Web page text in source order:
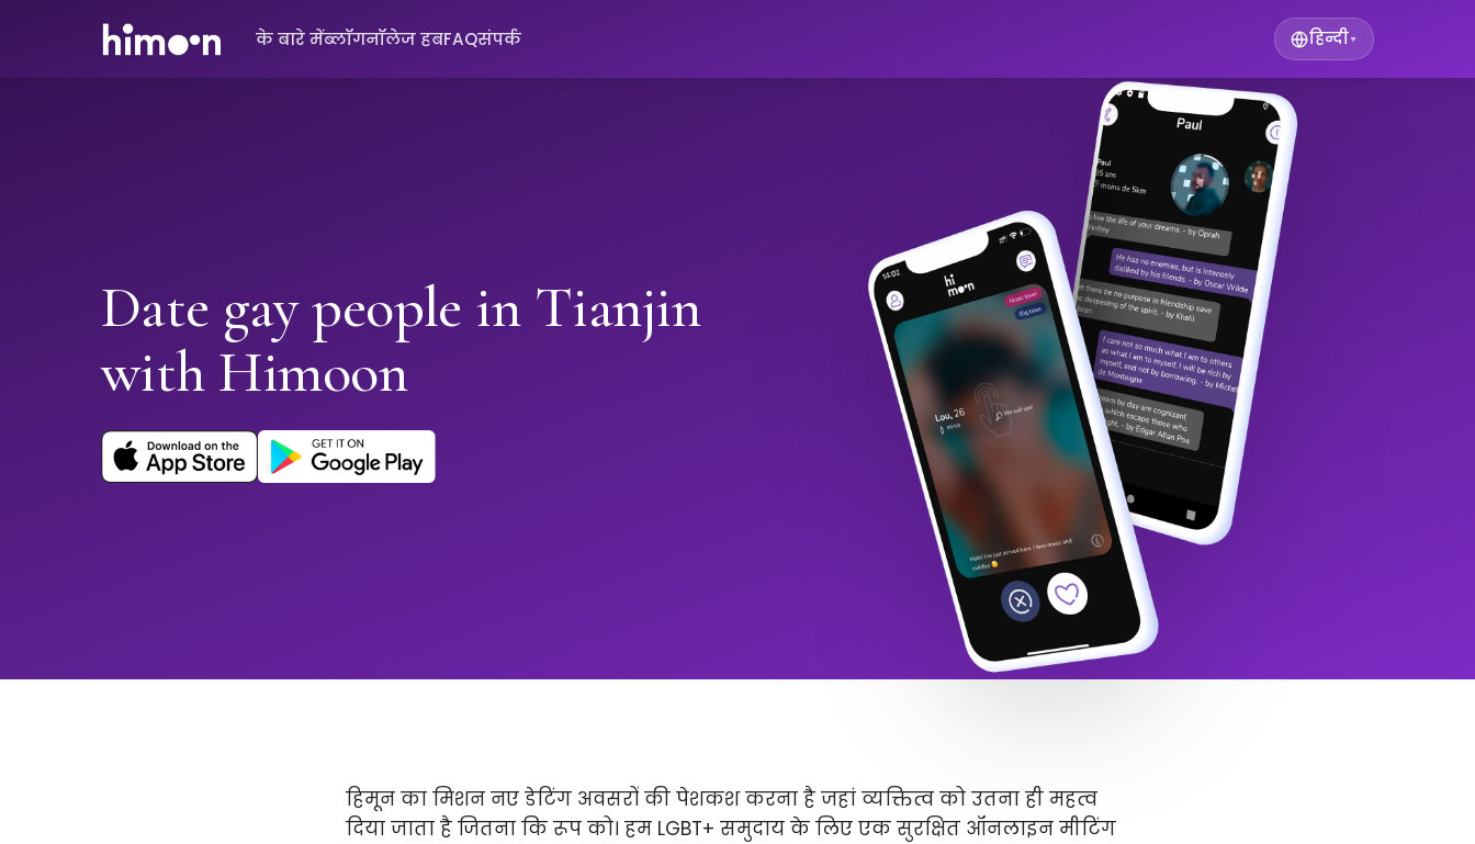
के बारे मेंब्लॉगनॉलेज हबFAQसंपर्क हिन्दी▾
Date gay people in Tianjin
with Himoon
हिमून का मिशन नए डेटिंग अवसरों की पेशकश करना है जहां व्यक्तित्व को उतना ही महत्व
दिया जाता है जितना कि रूप को। हम LGBT+ समुदाय के लिए एक सुरक्षित ऑनलाइन मीटिंग